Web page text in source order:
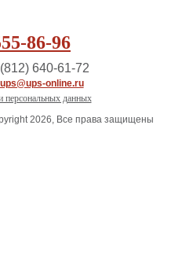
86-96
(812) 640-61-72
ups@ups-online.ru
персональных данных
2026, Все права защищены